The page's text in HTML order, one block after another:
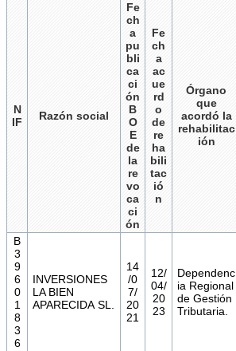
N
IF
Razón social
Fe
ch
a
pu
bli
ca
ci
ón
B
O
E
de
la
re
vo
ca
ci
ón
Fe
ch
a
ac
ue
rd
o
de
re
ha
bili
tac
ió
n
Órgano
que
acordó la
rehabilitac
ión
B
3
9
6
0
1
8
3
6
INVERSIONES
LA BIEN
APARECIDA SL.
14
/0
7/
20
21
12/
04/
20
23
Dependenc
ia Regional
de Gestión
Tributaria.